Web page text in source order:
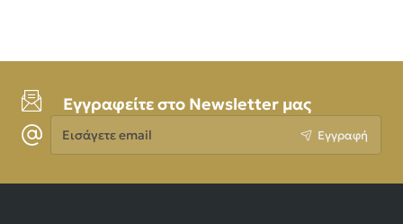
Εγγραφείτε στο Newsletter μας
Εισάγετε
email
Εγγραφή